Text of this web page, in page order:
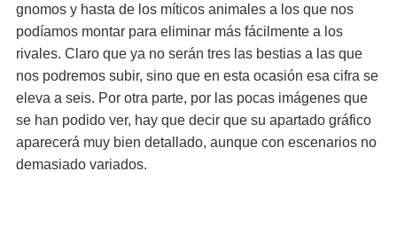
gnomos y hasta de los míticos animales a los que nos
podíamos montar para eliminar más fácilmente a los
rivales. Claro que ya no serán tres las bestias a las que
nos podremos subir, sino que en esta ocasión esa cifra se
eleva a seis. Por otra parte, por las pocas imágenes que
se han podido ver, hay que decir que su apartado gráfico
aparecerá muy bien detallado, aunque con escenarios no
demasiado variados.